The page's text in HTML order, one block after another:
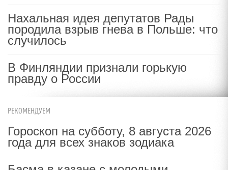
Нахальная идея депутатов Рады
породила взрыв гнева в Польше: что
случилось
В Финляндии признали горькую
правду о России
РЕКОМЕНДУЕМ
Гороскоп на субботу, 8 августа 2026
года для всех знаков зодиака